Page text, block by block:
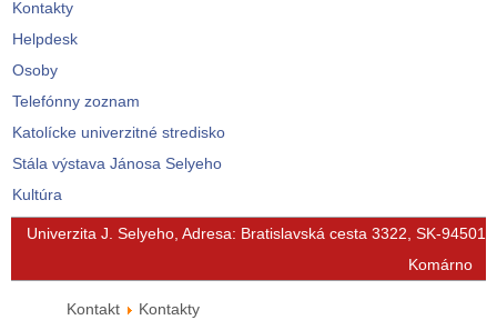
Kontakty
Helpdesk
Osoby
Telefónny zoznam
Katolícke univerzitné stredisko
Stála výstava Jánosa Selyeho
Kultúra
© Free Joomla! 3 Modules - by VinaGecko.com
Univerzita J. Selyeho, Adresa: Bratislavská cesta 3322, SK-94501
Komárno
Kontakt Kontakty